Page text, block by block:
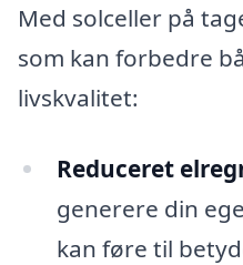
Med solceller på
som kan forbedre
livskvalitet:
Reduceret
generere din
kan føre til